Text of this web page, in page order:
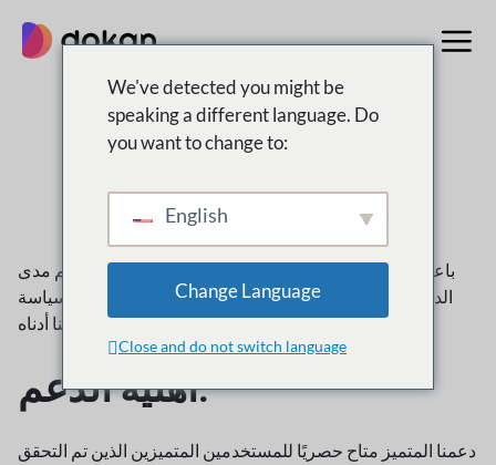
إلى
المحتوى
سياسة الدعم
باعتبارك أحد العملاء الكرام، من المهم بالنسبة لك أن تفهم مدى
الدعم المتاح لك. لتزويدك بتوجيهات واضحة، قمنا بتحديد سياسة
الدعم الشامل الخاصة بنا أدناه.
أهلية الدعم:
دعمنا المتميز متاح حصريًا للمستخدمين المتميزين الذين تم التحقق
We've detected you might be
speaking a different language. Do
you want to change to:
English
Change Language
Close and do not switch language